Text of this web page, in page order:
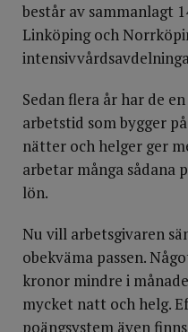
består av sammanlagt
Linköping och
Sedan flera år har de
arbetstid som bygger
nätter och helger ger
arbetar många sådana
lön.
Nu vill arbetsgivaren
obekväma passen.
kronor mindre i
mycket natt och helg.
poängsystem även